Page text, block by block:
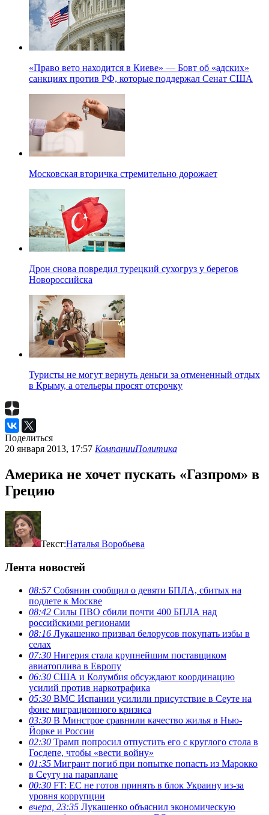
«Право вето находится в Киеве» — Бовт об «адских»
санкциях против РФ, которые поддержал Сенат США
Московская вторичка стремительно дорожает
Дрон снова повредил турецкий сухогруз у берегов
Новороссийска
Туристы не могут вернуть деньги за отмененный отдых
в Крыму, а отельеры просят отсрочку
Поделиться
20 января 2013, 17:57 КомпанииПолитика
Америка не хочет пускать «Газпром» в
Грецию
Текст:Наталья Воробьева
Лента новостей
08:57Собянин сообщил о девяти БПЛА, сбитых на
подлете к Москве
08:42 Силы ПВО сбили почти 400 БПЛА над
российскими регионами
08:16 Лукашенко призвал белорусов покупать избы в
селах
07:30 Нигерия стала крупнейшим поставщиком
авиатоплива в Европу
06:30 США и Колумбия обсуждают координацию
усилий против наркотрафика
05:30 ВМС Испании усилили присутствие в Сеуте на
фоне миграционного кризиса
03:30 В Минстрое сравнили качество жилья в Нью-
Йорке и России
02:30 Трамп попросил отпустить его с круглого стола в
Госдепе, чтобы «вести войну»
01:35 Мигрант погиб при попытке попасть из Марокко
в Сеуту на параплане
00:30 FT: ЕС не готов принять в блок Украину из-за
уровня коррупции
вчера, 23:35 Лукашенко объяснил экономическую